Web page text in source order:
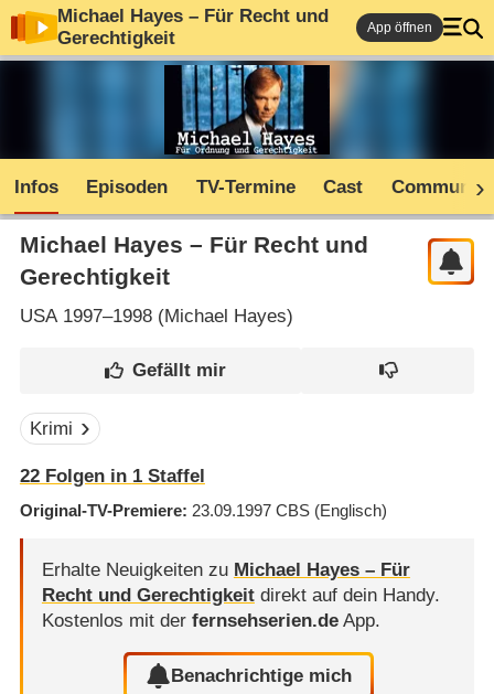
Michael Hayes – Für Recht und
Gerechtigkeit
App öffnen
Infos Episoden TV-Termine Cast Community
Michael Hayes – Für Recht und
Gerechtigkeit
USA1997–1998 (Michael Hayes)
Krimi
22Folgen in 1Staffel
Original-TV-Premiere 23.09.1997 CBS (Englisch)
Erhalte Neuigkeiten zu Michael Hayes – Für
Recht und Gerechtigkeitdirekt auf dein Handy.
Kostenlos mit der fernsehserien.deApp.
Benachrichtige mich